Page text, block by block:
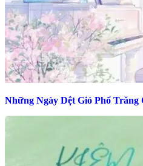
Những Ngày Dệt Gió Phổ Trăng